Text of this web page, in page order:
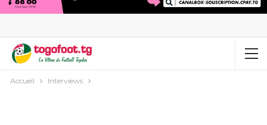
Accueil Interviews